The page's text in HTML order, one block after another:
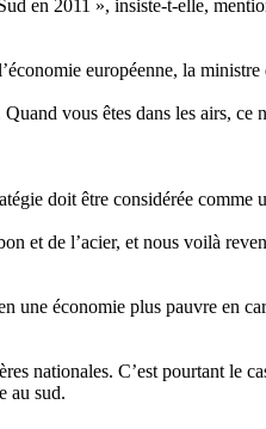
en 2011 », insiste-t-elle,
européenne, la
vous êtes dans les airs,
doit être considérée comme
et de l’acier, et nous voilà
une économie plus pauvre en
nationales. C’est pourtant le
au sud.